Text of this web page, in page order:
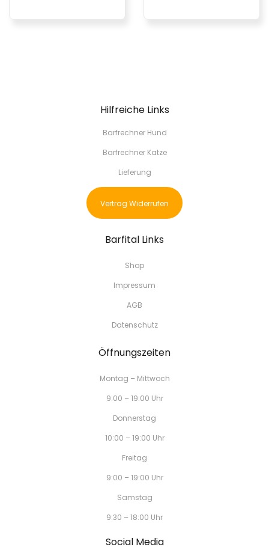
Hilfreiche Links
Barfrechner Hund
Barfrechner Katze
Lieferung
Vertrag Widerrufen
Barfital Links
Shop
Impressum
AGB
Datenschutz
Öffnungszeiten
Montag – Mittwoch
9:00 – 19:00 Uhr
Donnerstag
10:00 – 19:00 Uhr
Freitag
9:00 – 19:00 Uhr
Samstag
9:30 – 18:00 Uhr
Social Media